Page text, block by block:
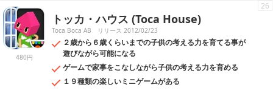
480円
トッカ・ハウス (Toca House)
Toca Boca AB リリース 2012/02/23
２歳から６歳くらいまでの子供の考える力を育てる事が
遊びながら可能になる
ゲームで家事をこなしながら子供の考える力を育める
１９種類の楽しいミニゲームがある
26